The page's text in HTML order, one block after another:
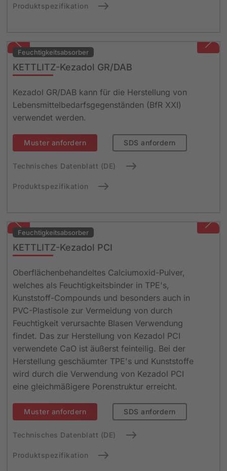
Produktspezifikation
Feuchtigkeits­absorber
KETTLITZ-Kezadol GR/DAB
Kezadol GR/DAB kann für die Herstellung von
Lebensmittelbedarfsgegenständen (BfR XXI)
verwendet werden.
Muster anfordern SDS anfordern
Technisches Datenblatt (DE)
Produktspezifikation
Feuchtigkeits­absorber
KETTLITZ-Kezadol PCI
Oberflächenbehandeltes Calciumoxid-Pulver,
welches als Feuchtigkeitsbinder in TPE's,
Kunststoff-Compounds und besonders auch in
PVC-Plastisole zur Vermeidung von durch
Feuchtigkeit verursachte Blasen Verwendung
findet. Das zur Herstellung von Kezadol PCI
verwendete CaO ist äußerst feinteilig. Bei der
Herstellung geschäumter TPE's und Kunststoffe
wird durch die Verwendung von Kezadol PCI
eine gleichmäßigere Porenstruktur erreicht.
Muster anfordern SDS anfordern
Technisches Datenblatt (DE)
Produktspezifikation